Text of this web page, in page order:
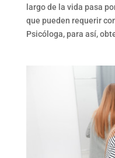
largo de la vida pasa
que pueden requerir
Psicóloga, para así,